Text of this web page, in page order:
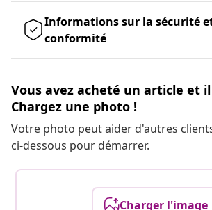
Informations sur la sécurité
conformité
Vous avez acheté un article et
Chargez une photo !
Votre photo peut aider d'autres
ci-dessous pour démarrer.
Charger l'image